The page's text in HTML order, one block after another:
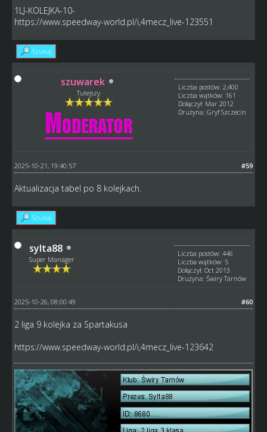
1LJ-KOLEJKA-10-
https://www.speedway-world.pl/i,4mecz_live-123551
Szukaj
szuwarek
Tutejszy
Liczba postów: 2,400
Liczba wątków: 161
Dołączył: Mar 2012
Drużyna: Gryf Szczecin
#59
2025-10-21, 19:40:57
Aktualizacja tabel po 8 kolejkach.
Szukaj
sylta88
Super Manager
Liczba postów: 446
Liczba wątków: 5
Dołączył: Oct 2013
Drużyna: Świry Tarnów
#60
2025-10-26, 08:00:49
2 liga 9 kolejka za Spartakusa
https://www.speedway-world.pl/i,4mecz_live-123642